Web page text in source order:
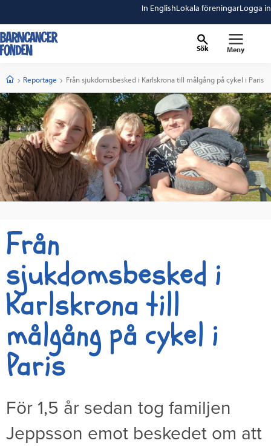
In EnglishLokala föreningarLogga in
Sök Meny
StartReportage Current:
Från sjukdomsbesked i Karlskrona till målgång på cykel i Paris
Från
sjukdomsbesked i
Karlskrona till
målgång på cykel i
Paris
För 1,5 år sedan tog familjen
Jeppsson emot beskedet om att